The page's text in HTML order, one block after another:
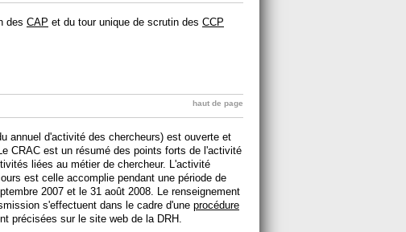
des CAP et du tour unique de scrutin des CCP
haut de page
annuel d'activité des chercheurs) est ouverte et
CRAC est un résumé des points forts de l'activité
liées au métier de chercheur. L'activité
est celle accomplie pendant une période de
2007 et le 31 août 2008. Le renseignement
s'effectuent dans le cadre d'une procédure
précisées sur le site web de la DRH.